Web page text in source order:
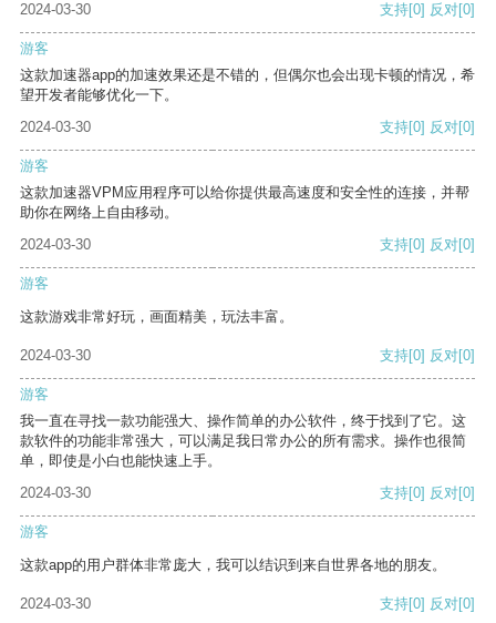
2024-03-30 支持[0] 反对[0]
游客
这款加速器app的加速效果还是不错的，但偶尔也会出现卡顿的情况，希
望开发者能够优化一下。
2024-03-30
支持[0] 反对[0]
游客
这款加速器VPM应用程序可以给你提供最高速度和安全性的连接，并帮
助你在网络上自由移动。
2024-03-30
支持[0] 反对[0]
游客
这款游戏非常好玩，画面精美，玩法丰富。
2024-03-30 支持[0] 反对[0]
游客
我一直在寻找一款功能强大、操作简单的办公软件，终于找到了它。这
款软件的功能非常强大，可以满足我日常办公的所有需求。操作也很简
单，即使是小白也能快速上手。
2024-03-30
支持[0] 反对[0]
游客
这款app的用户群体非常庞大，我可以结识到来自世界各地的朋友。
2024-03-30 支持[0] 反对[0]